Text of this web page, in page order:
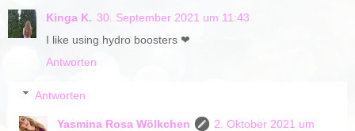
Kinga K. 30. September 2021 um 11:43
I like using hydro boosters ❤
Antworten
Antworten
Yasmina Rosa Wölkchen
2. Oktober 2021 um